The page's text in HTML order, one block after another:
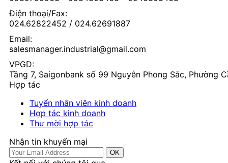
Điện thoại/Fax:
024.62822452 / 024.62691887
Email:
salesmanager.industrial@gmail.com
VPGD:
Tầng 7, Saigonbank số 99 Nguyễn Phong Sắc, Phường
Hợp tác
Tuyển nhân viên kinh doanh
Hợp tác kinh doanh
Thư mời hợp tác
Nhận tin khuyến mại
OK